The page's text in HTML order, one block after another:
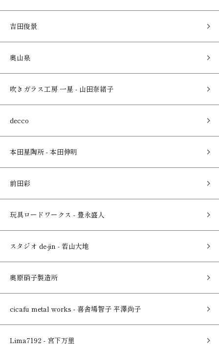
吉田俊景
奥山泉
吹きガラス工房 一星 - 山田奈緒子
decco
本田星陶所 - 本田伸明
前田彩
玩具ロードワークス - 豊永盛人
スタジオ de-jin - 若山大地
奥原硝子製造所
cicafu metal works - 喜舎場智子 平澤尚子
Lima7192 - 宮下万里